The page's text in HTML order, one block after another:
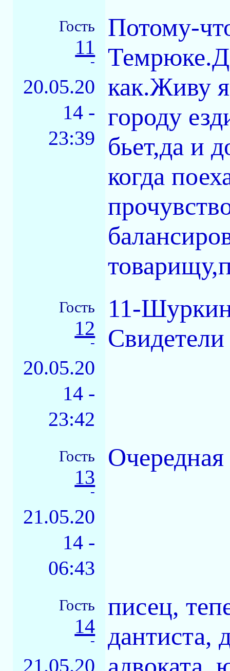
Гость
11
-
20.05.20
14 -
23:39
Потому-
как.Живу
городу
бьет,да и
когда
Гость
12
-
20.05.20
14 -
23:42
11-Шуркин
Свидетели
Гость
13
-
21.05.20
14 -
06:43
Гость
14
-
21.05.20
писец,
дантиста,